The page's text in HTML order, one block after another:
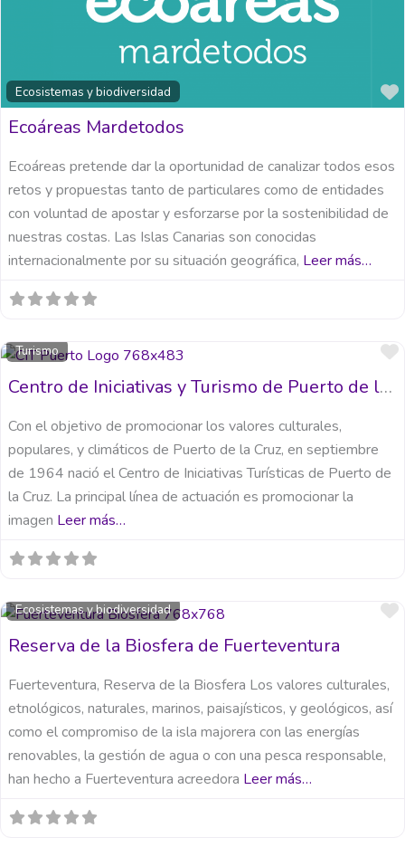
Ecosistemas y biodiversidad
Ecoáreas Mardetodos
Ecoáreas pretende dar la oportunidad de canalizar todos esos
retos y propuestas tanto de particulares como de entidades
con voluntad de apostar y esforzarse por la sostenibilidad de
nuestras costas. Las Islas Canarias son conocidas
internacionalmente por su situación geográfica, Leer más…
Turismo
Centro de Iniciativas y Turismo de Puerto de la Cruz
Con el objetivo de promocionar los valores culturales,
populares, y climáticos de Puerto de la Cruz, en septiembre
de 1964 nació el Centro de Iniciativas Turísticas de Puerto de
la Cruz. La principal línea de actuación es promocionar la
imagen Leer más…
Ecosistemas y biodiversidad
Reserva de la Biosfera de Fuerteventura
Fuerteventura, Reserva de la Biosfera Los valores culturales,
etnológicos, naturales, marinos, paisajísticos, y geológicos, así
como el compromiso de la isla majorera con las energías
renovables, la gestión de agua o con una pesca responsable,
han hecho a Fuerteventura acreedora Leer más…